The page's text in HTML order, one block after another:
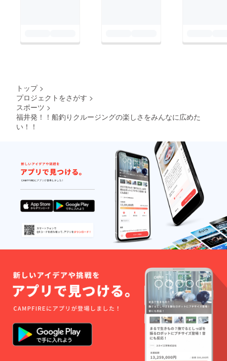
トップ >
プロジェクトをさがす >
スポーツ >
福井発！！船釣りクルージングの楽しさをみんなに広めた
い！！